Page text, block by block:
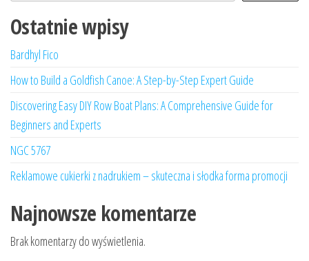
Ostatnie wpisy
Bardhyl Fico
How to Build a Goldfish Canoe: A Step-by-Step Expert Guide
Discovering Easy DIY Row Boat Plans: A Comprehensive Guide for
Beginners and Experts
NGC 5767
Reklamowe cukierki z nadrukiem – skuteczna i słodka forma promocji
Najnowsze komentarze
Brak komentarzy do wyświetlenia.